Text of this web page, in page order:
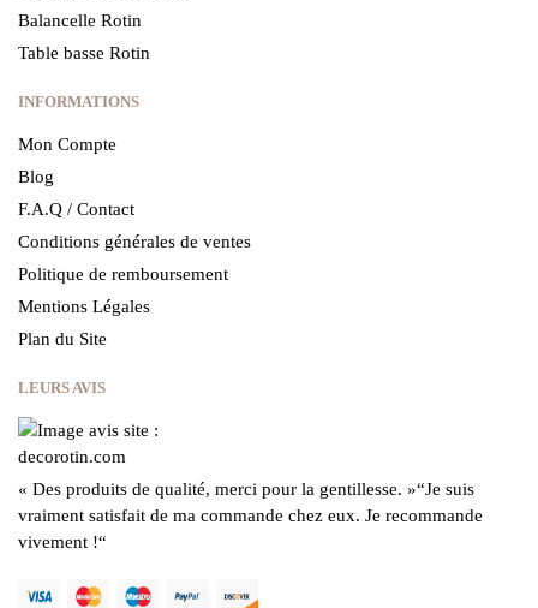
Balancelle Rotin
Table basse Rotin
INFORMATIONS
Mon Compte
Blog
F.A.Q / Contact
Conditions générales de ventes
Politique de remboursement
Mentions Légales
Plan du Site
LEURS AVIS
« Des produits de qualité, merci pour la gentillesse. »“Je suis
vraiment satisfait de ma commande chez eux. Je recommande
vivement !“